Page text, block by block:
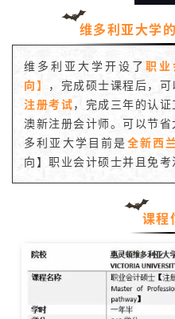
维多利亚大学
维多利亚大学开设了 职业
向】
，完成硕士课程后，可
注册考试，完成三年的认
澳新注册会计师。可以节
多利亚大学目前是全新西
向】职业会计硕士并且免考
课程